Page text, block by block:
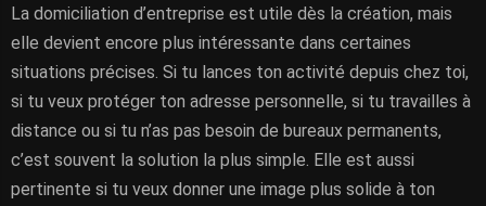
La domiciliation d’entreprise est utile dès la création, mais
elle devient encore plus intéressante dans certaines
situations précises. Si tu lances ton activité depuis chez toi,
si tu veux protéger ton adresse personnelle, si tu travailles à
distance ou si tu n’as pas besoin de bureaux permanents,
c’est souvent la solution la plus simple. Elle est aussi
pertinente si tu veux donner une image plus solide à ton